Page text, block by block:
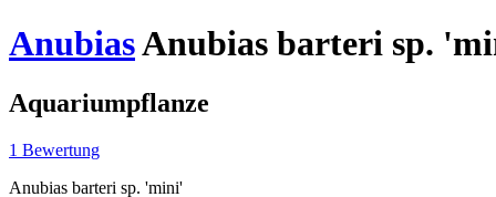
AnubiasAnubias barteri sp.
Aquariumpflanze
1 Bewertung
Anubias barteri sp. 'mini'